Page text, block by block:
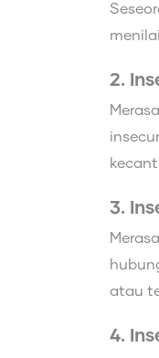
2.
3.
atau
4.